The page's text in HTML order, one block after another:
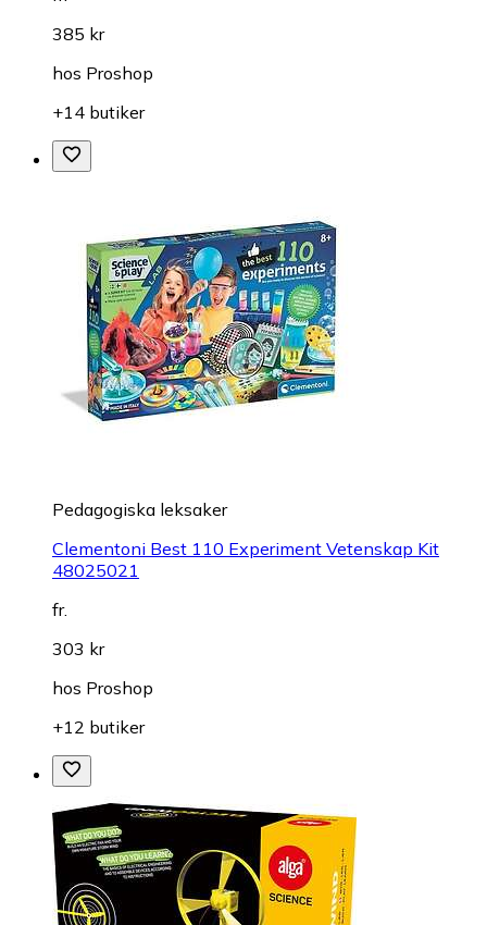
385 kr
hos Proshop
+14 butiker
Pedagogiska leksaker
Clementoni Best 110 Experiment Vetenskap Kit
48025021
fr.
303 kr
hos Proshop
+12 butiker